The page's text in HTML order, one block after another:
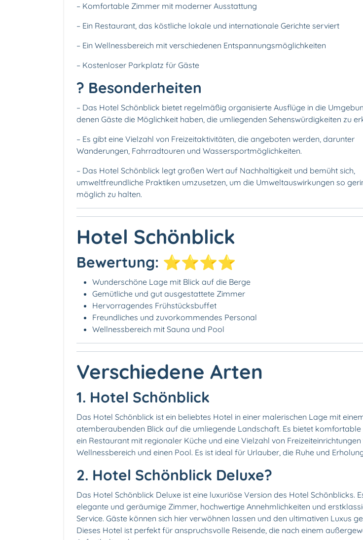
– Komfortable Zimmer mit moderner Ausstattung
– Ein Restaurant, das köstliche lokale und internationale Gerichte serviert
– Ein Wellnessbereich mit verschiedenen Entspannungsmöglichkeiten
– Kostenloser Parkplatz für Gäste
? Besonderheiten
– Das Hotel Schönblick bietet regelmäßig organisierte Ausflüge in die
denen Gäste die Möglichkeit haben, die umliegenden Sehenswürdigkeiten zu
– Es gibt eine Vielzahl von Freizeitaktivitäten, die angeboten werden, darunter
Wanderungen, Fahrradtouren und Wassersportmöglichkeiten.
– Das Hotel Schönblick legt großen Wert auf Nachhaltigkeit und bemüht sich,
umweltfreundliche Praktiken umzusetzen, um die Umweltauswirkungen so
möglich zu halten.
Hotel Schönblick
Bewertung: ⭐⭐⭐⭐
Wunderschöne Lage mit Blick auf die Berge
Gemütliche und gut ausgestattete Zimmer
Hervorragendes Frühstücksbuffet
Freundliches und zuvorkommendes Personal
Wellnessbereich mit Sauna und Pool
Verschiedene Arten
1. Hotel Schönblick
Das Hotel Schönblick ist ein beliebtes Hotel in einer malerischen Lage mit
atemberaubenden Blick auf die umliegende Landschaft. Es bietet komfortable
ein Restaurant mit regionaler Küche und eine Vielzahl von Freizeiteinrichtungen
Wellnessbereich und einen Pool. Es ist ideal für Urlauber, die Ruhe und
2. Hotel Schönblick Deluxe?
Das Hotel Schönblick Deluxe ist eine luxuriöse Version des Hotel Schönblicks.
elegante und geräumige Zimmer, hochwertige Annehmlichkeiten und
Service. Gäste können sich hier verwöhnen lassen und den ultimativen Luxus
Dieses Hotel ist perfekt für anspruchsvolle Reisende, die nach einem